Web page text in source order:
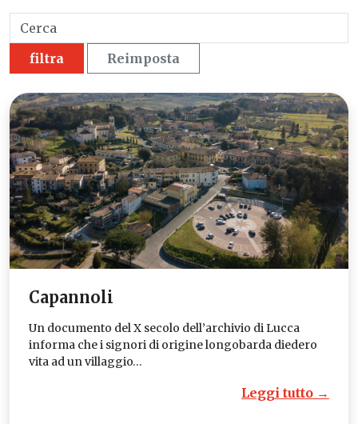
filtra Reimposta
Capannoli
Un documento del X secolo dell’archivio di Lucca
informa che i signori di origine longobarda diedero
vita ad un villaggio…
Leggi tutto →